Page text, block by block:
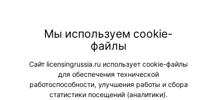
Мы используем cookie-
файлы
Сайт licensingrussia.ru использует cookie-файлы
для обеспечения технической
работоспособности, улучшения работы и сбора
статистики посещений (аналитики).